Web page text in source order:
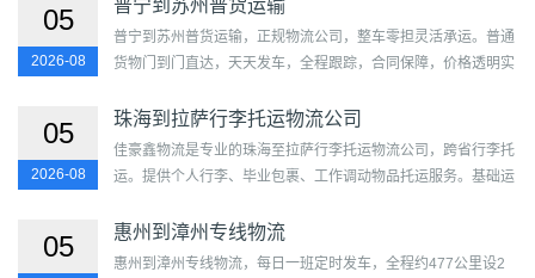
05
2026-08
普宁到苏州普货运输
普宁到苏州普货运输，正规物流公司，整车零担灵活承运。普通
货物门到门直达，天天发车，全程跟踪，合同保障，价格透明实
05
2026-08
珠海到拉萨行李托运物流公司
佳豪鑫物流是专业的珠海至拉萨行李托运物流公司，跨省行李托
运。提供个人行李、毕业包裹、工作调动物品托运服务。基础运
05 惠州到漳州专线物流
惠州到漳州专线物流，每日一班定时发车，全程约477公里设2